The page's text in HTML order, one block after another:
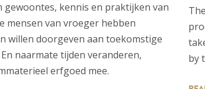
gewoontes, kennis en praktijken van
mensen van vroeger hebben
willen doorgeven aan toekomstige
naarmate tijden veranderen,
erfgoed mee.
by